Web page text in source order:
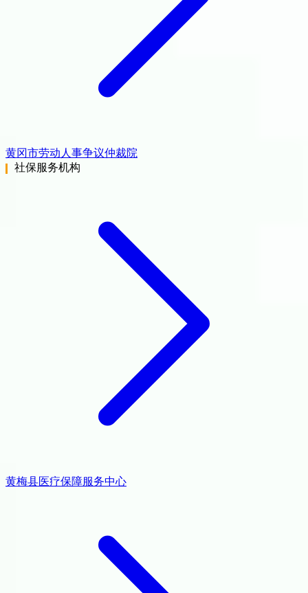
黄冈市劳动人事争议仲裁院
社保服务机构
黄梅县医疗保障服务中心